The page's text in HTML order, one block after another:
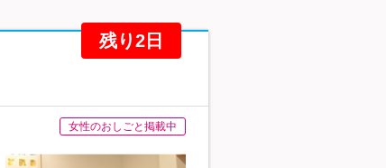
残り2日
女性のおしごと掲載中